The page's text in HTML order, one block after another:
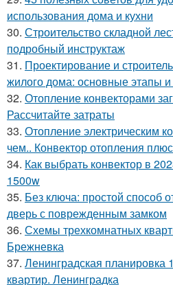
использования дома и кухни
30. Строительство складной
подробный инструктаж
31. Проектирование и
жилого дома: основные этапы
32. Отопление конвекторами
Рассчитайте затраты
33. Отопление электрическим
чем.. Конвектор отопления
34. Как выбрать конвектор в
1500w
35. Без ключа: простой способ
дверь с поврежденным замком
36. Схемы трехкомнатных
Брежневка
37. Ленинградская планировка
квартир. Ленинградка